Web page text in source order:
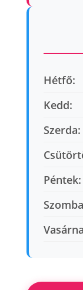
Hétfő:
Kedd:
Szerda:
Péntek: